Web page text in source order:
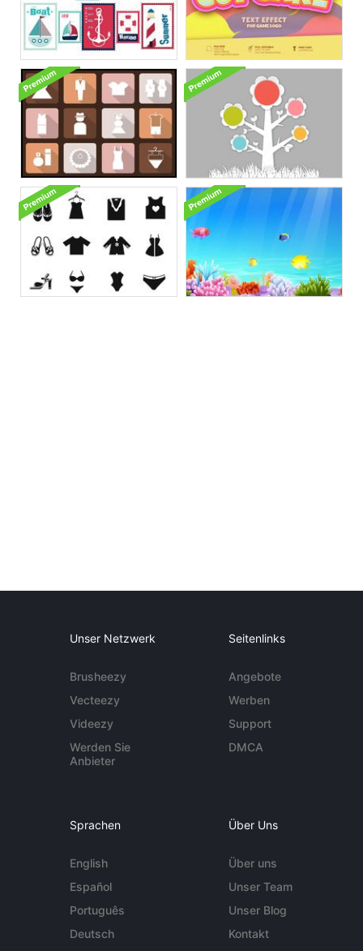
Unser Netzwerk
Brusheezy
Vecteezy
Videezy
Werden Sie
Anbieter
Seitenlinks
Angebote
Werben
Support
DMCA
Sprachen
English
Español
Português
Deutsch
Über Uns
Über uns
Unser Team
Unser Blog
Kontakt